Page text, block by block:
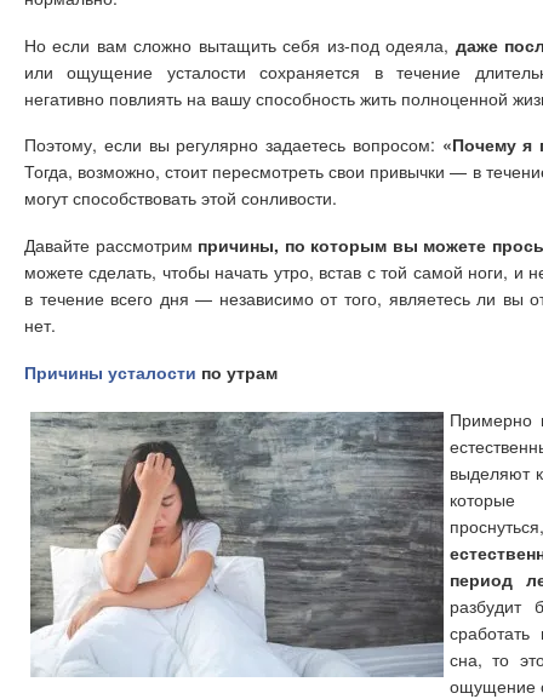
Но если вам сложно вытащить себя из-под одеяла, даже
или ощущение усталости сохраняется в течение
негативно повлиять на вашу способность жить полноценной
Поэтому, если вы регулярно задаетесь вопросом: «Почему я
Тогда, возможно, стоит пересмотреть свои привычки — в
могут способствовать этой сонливости.
Давайте рассмотрим причины, по которым вы можете
можете сделать, чтобы начать утро, встав с той самой ноги, и
в течение всего дня — независимо от того, являетесь ли вы
нет.
Причины усталости по утрам
Примерно
выделяют
период
разбудит
сна, то
ощущение